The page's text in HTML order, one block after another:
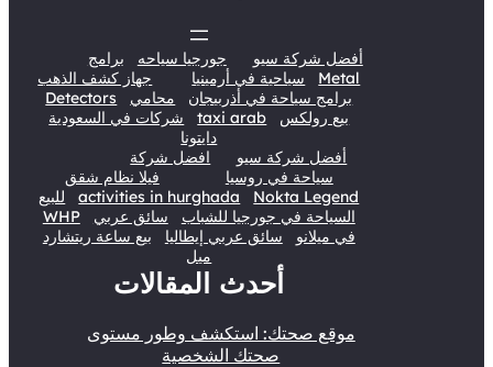
أفضل شركة سيو جورجيا سياحه
برامج
سياحية في أرمينيا
جهاز كشف الذهب
Metal
Detectors
برامج سياحة في أذربيجان
محامي
شركات في السعودية
taxi arab
بيع رولكس
دايتونا
أفضل شركة سيو
افضل شركة
سياحة في روسيا
فيلا نظام شقق
للبيع
activities in hurghada
Nokta Legend
WHP
السياحة في جورجيا للشباب
سائق عربي
في ميلانو
سائق عربي إيطاليا
بيع ساعة ريتشارد
ميل
أحدث المقالات
موقع صحتك: استكشف وطور مستوى
صحتك الشخصية